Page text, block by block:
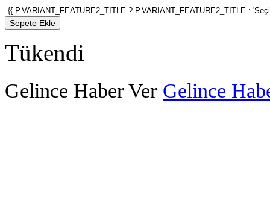
Sepete Ekle
Tükendi
Gelince Haber Ver Gelince